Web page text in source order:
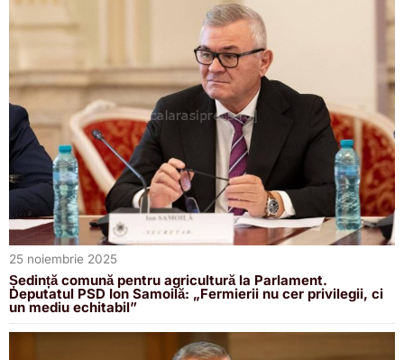
25 noiembrie 2025
Ședință comună pentru agricultură la Parlament.
Deputatul PSD Ion Samoilă: „Fermierii nu cer privilegii, ci
un mediu echitabil”